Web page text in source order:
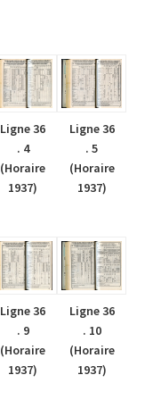
Ligne 36
. 4
(Horaire
1937)
Ligne 36
. 5
(Horaire
1937)
Ligne 36
. 9
(Horaire
1937)
Ligne 36
. 10
(Horaire
1937)